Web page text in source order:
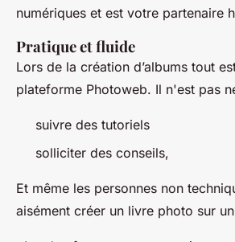
numériques et est votre partenaire
Pratique et fluide
Lors de la création d’albums tout
plateforme Photoweb. Il n'est pas
suivre des tutoriels
solliciter des conseils,
Et même les personnes non
aisément créer un livre photo sur